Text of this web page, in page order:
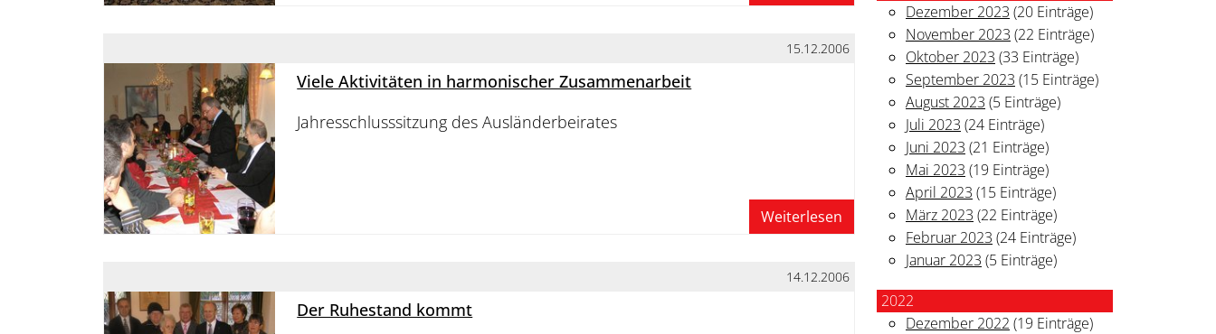
15.12.2006
Viele Aktivitäten in harmonischer Zusammenarbeit
Jahresschlusssitzung des Ausländerbeirates
Weiterlesen
14.12.2006
Der Ruhestand kommt
Dezember 2023 (20 Einträge)
November 2023 (22 Einträge)
Oktober 2023 (33 Einträge)
September 2023 (15 Einträge)
August 2023 (5 Einträge)
Juli 2023 (24 Einträge)
Juni 2023 (21 Einträge)
Mai 2023 (19 Einträge)
April 2023 (15 Einträge)
März 2023 (22 Einträge)
Februar 2023 (24 Einträge)
Januar 2023 (5 Einträge)
2022
Dezember 2022 (19 Einträge)